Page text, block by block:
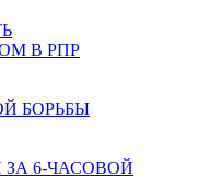
В РПР
БОРЬБЫ
6-ЧАСОВОЙ